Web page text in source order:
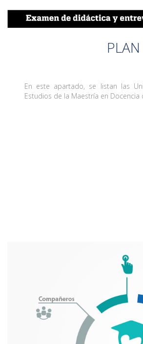
En este apartado, se listan las
Estudios de la Maestría en